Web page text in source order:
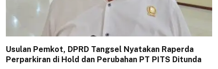
Usulan Pemkot, DPRD Tangsel Nyatakan Raperda
Perparkiran di Hold dan Perubahan PT PITS Ditunda